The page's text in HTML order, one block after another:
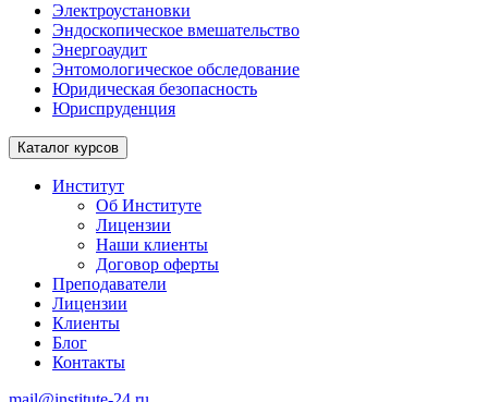
Электроустановки
Эндоскопическое вмешательство
Энергоаудит
Энтомологическое обследование
Юридическая безопасность
Юриспруденция
Каталог курсов
Институт
Об Институте
Лицензии
Наши клиенты
Договор оферты
Преподаватели
Лицензии
Клиенты
Блог
Контакты